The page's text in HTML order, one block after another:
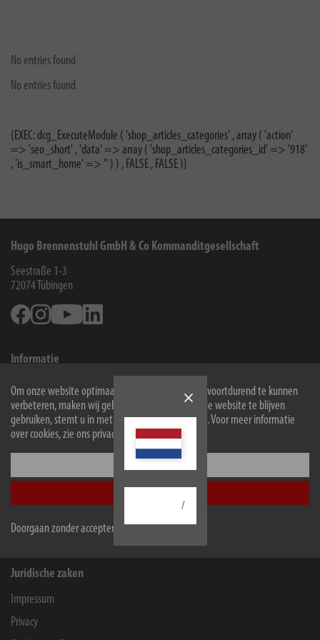
Om onze website optimaal voor u in te richten en voortdurend te kunnen
verbeteren, maken wij gebruik van cookies. Door de website te blijven
gebruiken, stemt u in met het gebruik van cookies. Voor meer informatie
over cookies, zie ons privacybeleid.
Doorgaan zonder accepteren
/
No entries found
No entries found
{EXEC: dcg_ExecuteModule ( 'shop_articles_categories' , array ( 'action'
=> 'seo_short' , 'data' => array ( 'shop_articles_categories_id' => '918'
, 'is_smart_home' => '' ) ) , FALSE , FALSE )}
Hugo Brennenstuhl GmbH & Co Kommanditgesellschaft
Seestraße 1-3
72074 Tübingen
FacebookInstagramYoutube
Informatie
Contact voor eindgebruikers
Service
Onderneming
Winkeliers en bedrijven
B2B-Portal
Contact for companies
Juridische zaken
Impressum
Privacy